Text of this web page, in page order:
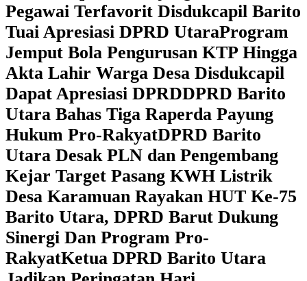
Pegawai Terfavorit Disdukcapil Barito
Tuai Apresiasi DPRD UtaraProgram
Jemput Bola Pengurusan KTP Hingga
Akta Lahir Warga Desa Disdukcapil
Dapat Apresiasi DPRDDPRD Barito
Utara Bahas Tiga Raperda Payung
Hukum Pro-RakyatDPRD Barito
Utara Desak PLN dan Pengembang
Kejar Target Pasang KWH Listrik
Desa Karamuan Rayakan HUT Ke-75
Barito Utara, DPRD Barut Dukung
Sinergi Dan Program Pro-
RakyatKetua DPRD Barito Utara